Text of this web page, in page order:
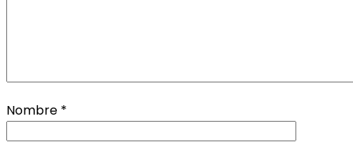
Nombre *